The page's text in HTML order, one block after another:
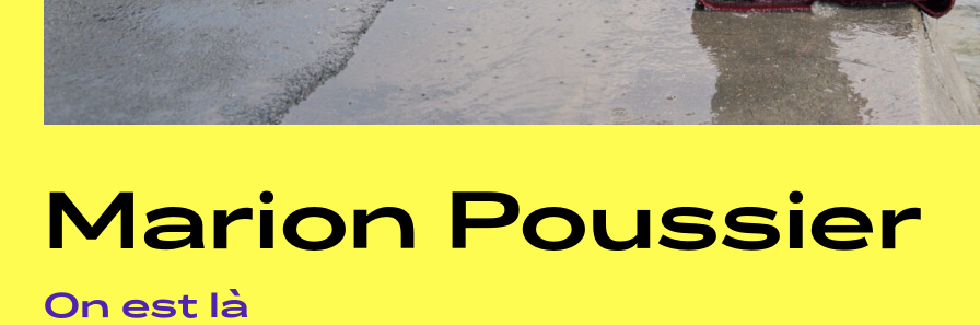
Marion Poussier
On est là